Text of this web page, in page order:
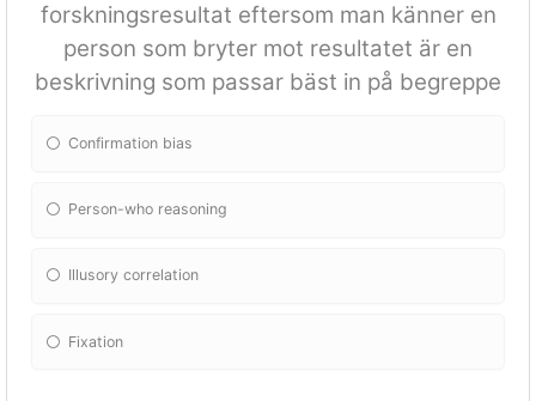
forskningsresultat eftersom man känner en
person som bryter mot resultatet är en
beskrivning som passar bäst in på begreppe
Confirmation bias
Person-who reasoning
Illusory correlation
Fixation